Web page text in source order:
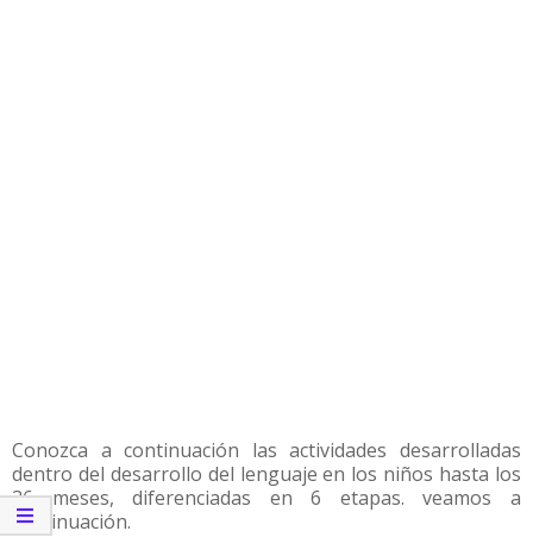
Conozca a continuación las actividades desarrolladas
dentro del desarrollo del lenguaje en los niños hasta los
36 meses, diferenciadas en 6 etapas. veamos a
continuación.